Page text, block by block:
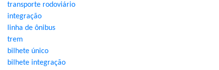
transporte rodoviário
integração
linha de ônibus
trem
bilhete único
bilhete integração